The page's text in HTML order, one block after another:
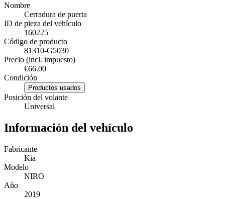
Nombre
Cerradura de puerta
ID de pieza del vehículo
160225
Código de producto
81310-G5030
Precio (incl. impuesto)
€66.00
Condición
Productos usados
Posición del volante
Universal
Información del vehículo
Fabricante
Kia
Modelo
NIRO
Año
2019